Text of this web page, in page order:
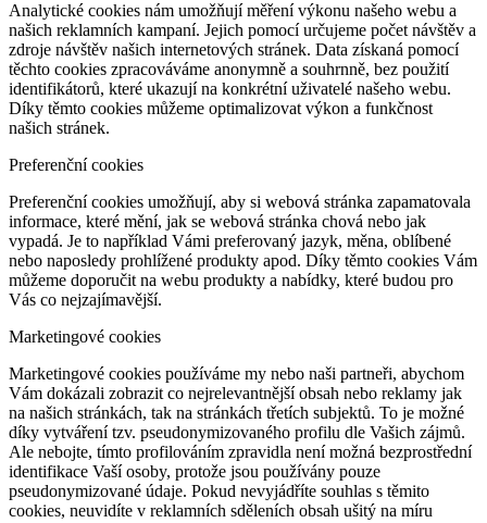
Analytické cookies nám umožňují měření výkonu našeho webu a
našich reklamních kampaní. Jejich pomocí určujeme počet návštěv a
zdroje návštěv našich internetových stránek. Data získaná pomocí
těchto cookies zpracováváme anonymně a souhrnně, bez použití
identifikátorů, které ukazují na konkrétní uživatelé našeho webu.
Díky těmto cookies můžeme optimalizovat výkon a funkčnost
našich stránek.
Preferenční cookies
Preferenční cookies umožňují, aby si webová stránka zapamatovala
informace, které mění, jak se webová stránka chová nebo jak
vypadá. Je to například Vámi preferovaný jazyk, měna, oblíbené
nebo naposledy prohlížené produkty apod. Díky těmto cookies Vám
můžeme doporučit na webu produkty a nabídky, které budou pro
Vás co nejzajímavější.
Marketingové cookies
Marketingové cookies používáme my nebo naši partneři, abychom
Vám dokázali zobrazit co nejrelevantnější obsah nebo reklamy jak
na našich stránkách, tak na stránkách třetích subjektů. To je možné
díky vytváření tzv. pseudonymizovaného profilu dle Vašich zájmů.
Ale nebojte, tímto profilováním zpravidla není možná bezprostřední
identifikace Vaší osoby, protože jsou používány pouze
pseudonymizované údaje. Pokud nevyjádříte souhlas s těmito
cookies, neuvidíte v reklamních sděleních obsah ušitý na míru